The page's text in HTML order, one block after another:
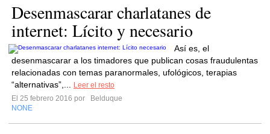
Desenmascarar charlatanes de
internet: Lícito y necesario
Así es, el
desenmascarar a los timadores que publican cosas fraudulentas
relacionadas con temas paranormales, ufológicos, terapias
“alternativas”,...
Leer el resto
El 25 febrero 2016 por
Belduque
NONE